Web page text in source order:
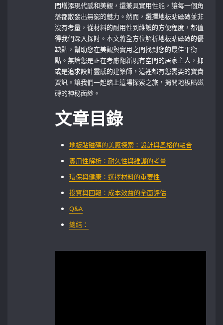
間增添現代感和美觀，還兼具實用性能，讓每一個角
落都散發出無窮的魅力。然而，選擇地板貼磁磚並非
沒有考量，從材料的耐用性到維護的方便程度，都值
得我們深入探討。本文將全方位解析地板貼磁磚的優
缺點，幫助您在美觀與實用之間找到您的最佳平衡
點。無論您是正在考慮翻新現有空間的居家主人，抑
或是追求設計靈感的建築師，這裡都有您需要的寶貴
資訊。讓我們一起踏上這場探索之旅，揭開地板貼磁
磚的神秘面紗。
文章目錄
地板貼磁磚的美感探索：設計與風格的融合
實用性解析：耐久性與維護的考量
環保與健康：選擇材料的重要性 ​
投資與回報：成本效益的全面評估
Q&A
總結：